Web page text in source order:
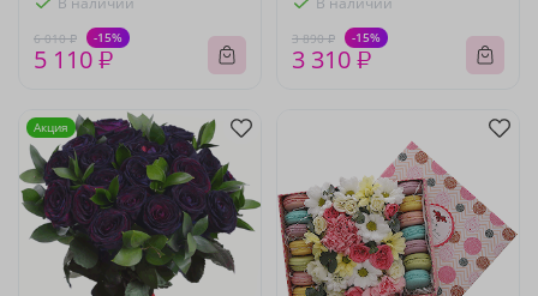
6 010 ₽ -15%
5 110 ₽
3 890 ₽ -15%
3 310 ₽
Акция